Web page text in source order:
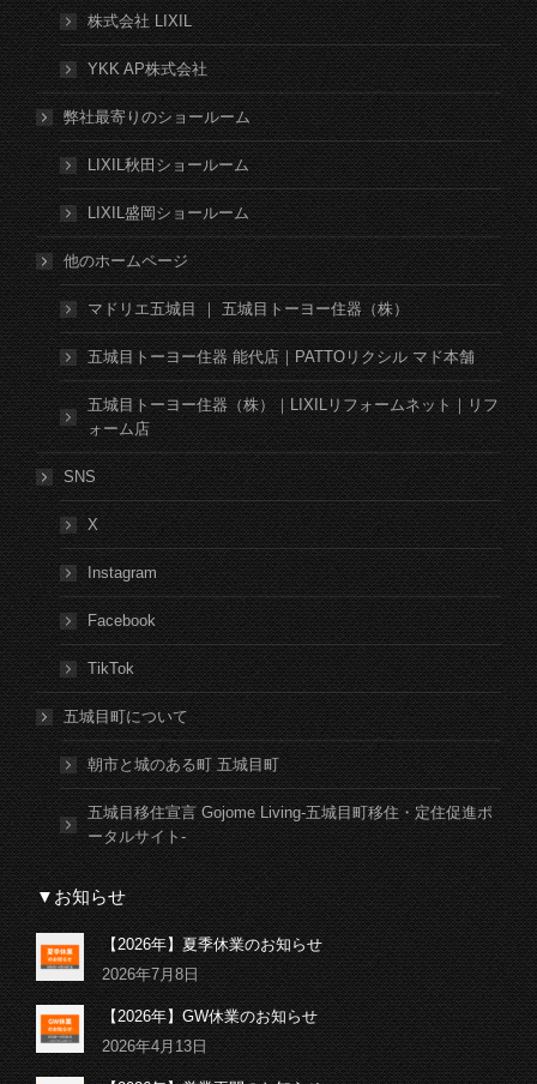
株式会社 LIXIL
YKK AP株式会社
弊社最寄りのショールーム
LIXIL秋田ショールーム
LIXIL盛岡ショールーム
他のホームページ
マドリエ五城目 ｜ 五城目トーヨー住器（株）
五城目トーヨー住器 能代店｜PATTOリクシル マド本舗
五城目トーヨー住器（株）｜LIXILリフォームネット｜リフ
ォーム店
SNS
X
Instagram
Facebook
TikTok
五城目町について
朝市と城のある町 五城目町
五城目移住宣言 Gojome Living-五城目町移住・定住促進ポ
ータルサイト-
▼お知らせ
【2026年】夏季休業のお知らせ
2026年7月8日
【2026年】GW休業のお知らせ
2026年4月13日